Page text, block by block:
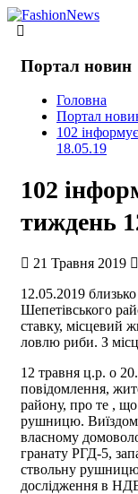
Портал новин
Головна
Портал
102
18.05.19
102
тиждень
21 Травня 2019
12.05.2019
Шепетівського
ставку, місцевий
ловлю риби. З
12 травня ц.р. о
повідомлення,
району, про те , що
рушницю. Виїздом
власному
гранату РГД-5,
ствольну
дослідження в